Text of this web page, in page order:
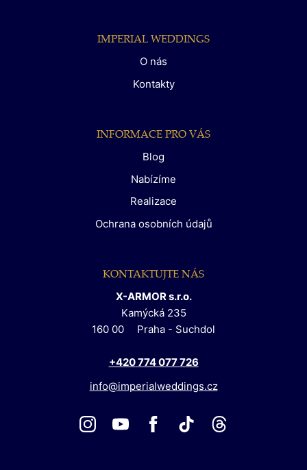
IMPERIAL WEDDINGS
O nás
Kontakty
INFORMACE PRO VÁS
Blog
Nabízíme
Realizace
Ochrana osobních údajů
KONTAKTUJTE NÁS
X-ARMOR s.r.o.
Kamýcká 235
160 00
Praha - Suchdol
+420774077726
info@imperialweddings.cz